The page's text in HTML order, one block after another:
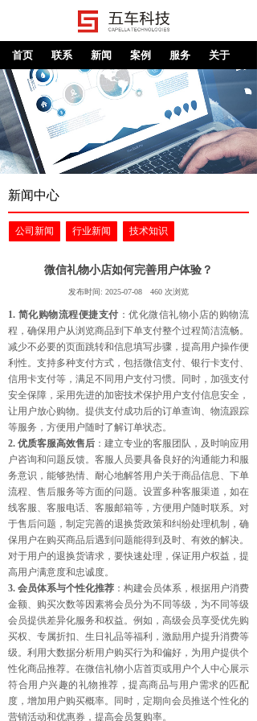
首页 联系 新闻 案例 服务 关于
新闻中心
公司新闻 行业新闻 技术知识
微信礼物小店如何完善用户体验？
发布时间: 2025-07-08 460 次浏览
1. 简化购物流程便捷支付 ：优化微信礼物小店的购物流
程，确保用户从浏览商品到下单支付整个过程简洁流畅。
减少不必要的页面跳转和信息填写步骤，提高用户操作便
利性。支持多种支付方式，包括微信支付、银行卡支付、
信用卡支付等，满足不同用户支付习惯。同时，加强支付
安全保障，采用先进的加密技术保护用户支付信息安全，
让用户放心购物。提供支付成功后的订单查询、物流跟踪
等服务，方便用户随时了解订单状态。
2. 优质客服高效售后 ：建立专业的客服团队，及时响应用
户咨询和问题反馈。客服人员要具备良好的沟通能力和服
务意识，能够热情、耐心地解答用户关于商品信息、下单
流程、售后服务等方面的问题。设置多种客服渠道，如在
线客服、客服电话、客服邮箱等，方便用户随时联系。对
于售后问题，制定完善的退换货政策和纠纷处理机制，确
保用户在购买商品后遇到问题能得到及时、有效的解决。
对于用户的退换货请求，要快速处理，保证用户权益，提
高用户满意度和忠诚度。
3. 会员体系与个性化推荐 ：构建会员体系，根据用户消费
金额、购买次数等因素将会员分为不同等级，为不同等级
会员提供差异化服务和权益。例如，高级会员享受优先购
买权、专属折扣、生日礼品等福利，激励用户提升消费等
级。利用大数据分析用户购买行为和偏好，为用户提供个
性化商品推荐。在微信礼物小店首页或用户个人中心展示
符合用户兴趣的礼物推荐，提高商品与用户需求的匹配
度，增加用户购买概率。同时，定期向会员推送个性化的
营销活动和优惠券，提高会员复购率。